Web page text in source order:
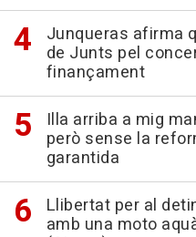
Junqueras afirma
de Junts pel
finançament
Illa arriba a mig
però sense la
garantida
Llibertat per al
amb una moto